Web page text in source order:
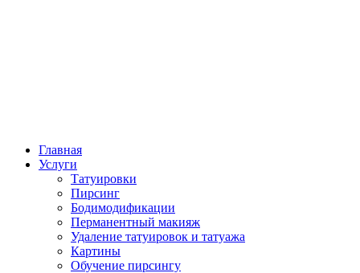
Главная
Услуги
Татуировки
Пирсинг
Бодимодификации
Перманентный макияж
Удаление татуировок и татуажа
Картины
Обучение пирсингу